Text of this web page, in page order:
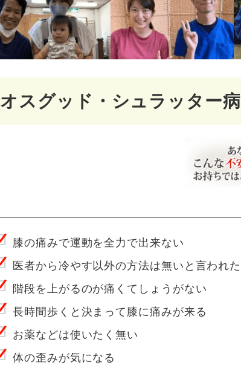
オスグッド・シュラッター病
膝の痛みで運動を全力で出来ない
医者から冷やす以外の方法は無いと言われた
階段を上がるのが痛くてしょうがない
長時間歩くと決まって膝に痛みが来る
お薬などは使いたく無い
体の歪みが気になる